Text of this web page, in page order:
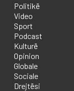
Politikë
Video
Sport
Podcast
Kulturë
Opinion
Globale
Sociale
Drejtësi